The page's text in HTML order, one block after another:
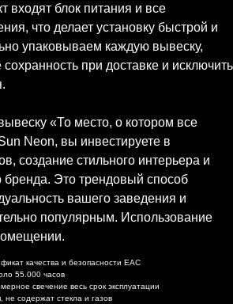
входят блок питания и все
что делает установку быстрой и
упаковываем каждую вывеску,
при доставке и исключить
«То место, о котором все
Neon, вы инвестируете в
создание стильного интерьера и
бренда. Это трендовый способ
вашего заведения и
популярным. Использование
качества и безопасности EAC
55.000 часов
свечение весь срок эксплуатации
не содержат стекла и газов